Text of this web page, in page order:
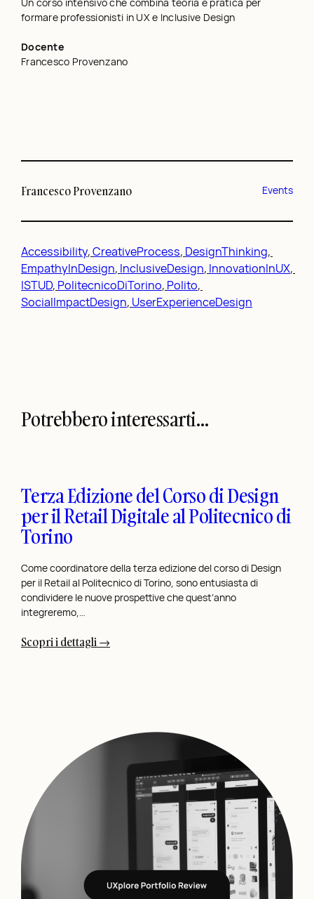
formare professionisti in UX e Inclusive Design
Docente
Francesco Provenzano
Francesco Provenzano Events
Accessibility, CreativeProcess, DesignThinking
EmpathyInDesign, InclusiveDesign, InnovationInUX
ISTUD, PolitecnicoDiTorino, Polito
SocialImpactDesign, UserExperienceDesign
Potrebbero interessarti…
Terza Edizione del Corso di Design
per il Retail Digitale al Politecnico di
Torino
Come coordinatore della terza edizione del corso di Design
per il Retail al Politecnico di Torino, sono entusiasta di
condividere le nuove prospettive che quest’anno
integreremo,…
Scopri i dettagli →
E
e